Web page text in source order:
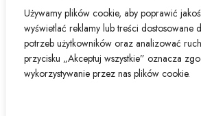
Używamy plików cookie, aby poprawić
wyświetlać reklamy lub treści dostosowane
potrzeb użytkowników oraz analizować
przycisku „Akceptuj wszystkie” oznacza
wykorzystywanie przez nas plików cookie.
Polityka zwrotów i reklamacje Regulaminy
Często zadawane pytania / FAQ